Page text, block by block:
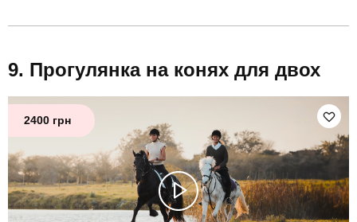
Прогулянка на конях для двох
2400 грн